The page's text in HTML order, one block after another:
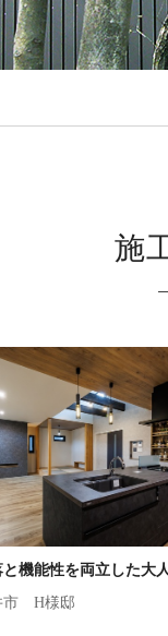
施
と機能性を両立した大
市 H様邸